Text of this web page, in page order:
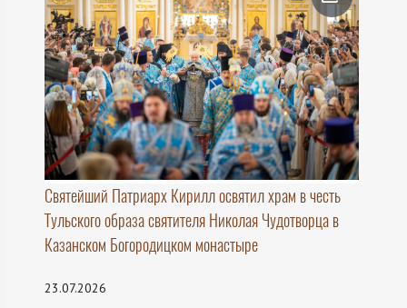
Святейший Патриарх Кирилл освятил храм в честь
Тульского образа святителя Николая Чудотворца в
Казанском Богородицком монастыре
23.07.2026